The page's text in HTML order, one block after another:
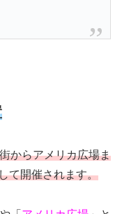
からアメリカ広場ま
て開催されます。